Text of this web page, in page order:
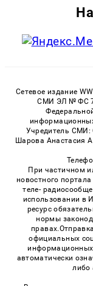
Сетевое издание
СМИ ЭЛ № ФС
Учредитель СМИ:
Шарова Анастасия
При частичном
новостного
теле-
использовании в
ресурс
нормы
официальных
автоматически
либо